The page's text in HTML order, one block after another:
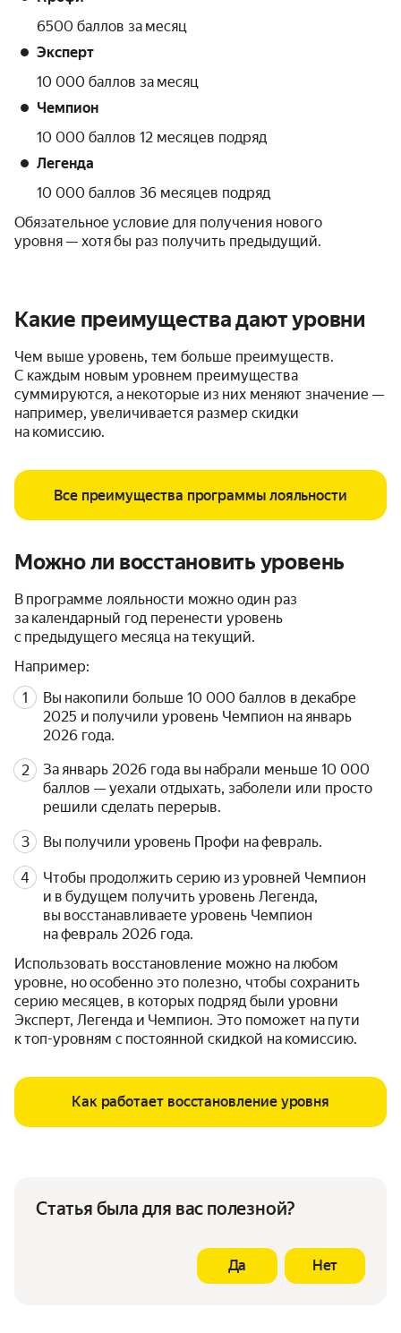
6500 баллов за месяц
Эксперт
10 000 баллов за месяц
Чемпион
10 000 баллов 12 месяцев подряд
Легенда
10 000 баллов 36 месяцев подряд
Обязательное условие для получения нового
уровня — хотя бы раз получить предыдущий.
Какие преимущества дают уровни
Чем выше уровень, тем больше преимуществ.
С каждым новым уровнем преимущества
суммируются, а некоторые из них меняют значение —
например, увеличивается размер скидки
на комиссию.
Все преимущества программы лояльности
Можно ли восстановить уровень
В программе лояльности можно один раз
за календарный год перенести уровень
с предыдущего месяца на текущий.
Например:
Вы накопили больше 10 000 баллов в декабре
2025 и получили уровень Чемпион на январь
2026 года.
За январь 2026 года вы набрали меньше 10 000
баллов — уехали отдыхать, заболели или просто
решили сделать перерыв.
Вы получили уровень Профи на февраль.
Чтобы продолжить серию из уровней Чемпион
и в будущем получить уровень Легенда,
вы восстанавливаете уровень Чемпион
на февраль 2026 года.
Использовать восстановление можно на любом
уровне, но особенно это полезно, чтобы сохранить
серию месяцев, в которых подряд были уровни
Эксперт, Легенда и Чемпион. Это поможет на пути
к топ-уровням с постоянной скидкой на комиссию.
Как работает восстановление уровня
Статья была для вас полезной?
Да Нет